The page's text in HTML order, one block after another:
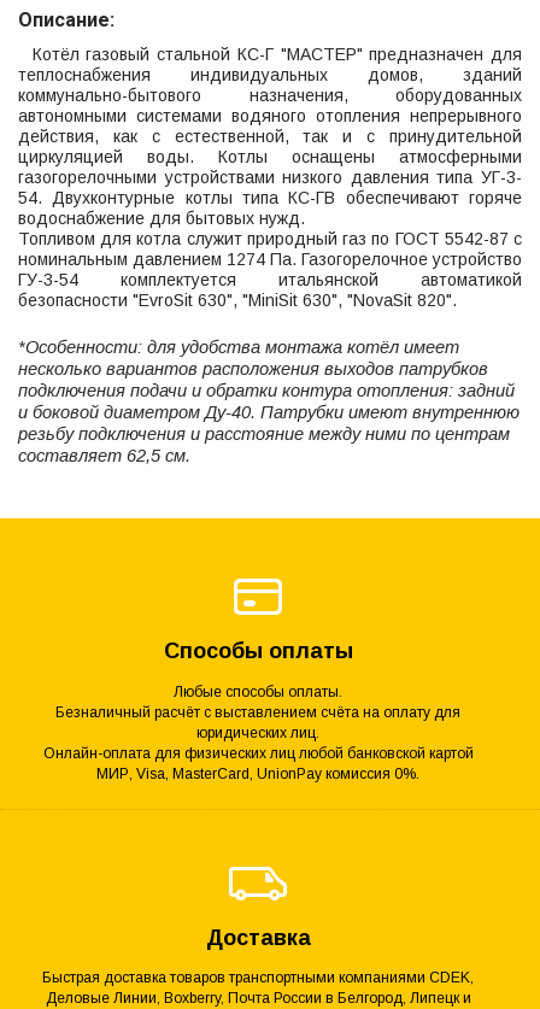
Описание:
Котёл газовый стальной КС-Г "МАСТЕР" предназначен для
теплоснабжения индивидуальных домов, зданий
коммунально-бытового назначения, оборудованных
автономными системами водяного отопления непрерывного
действия, как с естественной, так и с принудительной
циркуляцией воды. Котлы оснащены атмосферными
газогорелочными устройствами низкого давления типа УГ-3-
54. Двухконтурные котлы типа КС-ГВ обеспечивают горяче
водоснабжение для бытовых нужд.
Топливом для котла служит природный газ по ГОСТ 5542-87 с
номинальным давлением 1274 Па. Газогорелочное устройство
ГУ-3-54 комплектуется итальянской автоматикой
безопасности "EvroSit 630", "MiniSit 630", "NovaSit 820".
*Особенности: для удобства монтажа котёл имеет
несколько вариантов расположения выходов патрубков
подключения подачи и обратки контура отопления: задний
и боковой диаметром Ду-40. Патрубки имеют внутреннюю
резьбу подключения и расстояние между ними по центрам
составляет 62,5 см.
Способы оплаты
Любые способы оплаты.
Безналичный расчёт с выставлением счёта на оплату для
юридических лиц.
Онлайн-оплата для физических лиц любой банковской картой
МИР, Visa, MasterCard, UnionPay комиссия 0%.
Доставка
Быстрая доставка товаров транспортными компаниями CDEK,
Деловые Линии, Boxberry, Почта России в Белгород, Липецк и